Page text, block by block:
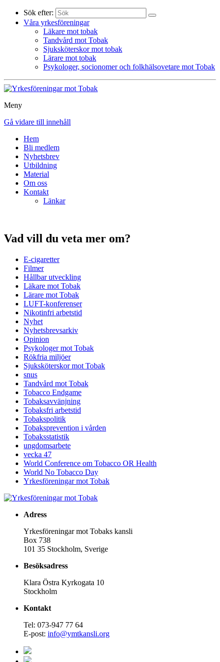
Sök efter:
Våra yrkesföreningar
Läkare mot tobak
Tandvård mot Tobak
Sjuksköterskor mot tobak
Lärare mot tobak
Psykologer, socionomer och folkhälsovetare mot Tobak
Meny
Gå vidare till innehåll
Hem
Bli medlem
Nyhetsbrev
Utbildning
Material
Om oss
Kontakt
Länkar
Vad vill du veta mer om?
E-cigaretter
Filmer
Hållbar utveckling
Läkare mot Tobak
Lärare mot Tobak
LUFT-konferenser
Nikotinfri arbetstid
Nyhet
Nyhetsbrevsarkiv
Opinion
Psykologer mot Tobak
Rökfria miljöer
Sjuksköterskor mot Tobak
snus
Tandvård mot Tobak
Tobacco Endgame
Tobaksavvänjning
Tobaksfri arbetstid
Tobakspolitik
Tobaksprevention i vården
Tobaksstatistik
ungdomsarbete
vecka 47
World Conference om Tobacco OR Health
World No Tobacco Day
Yrkesföreningar mot Tobak
Adress
Yrkesföreningar mot Tobaks kansli
Box 738
101 35 Stockholm, Sverige
Besöksadress
Klara Östra Kyrkogata 10
Stockholm
Kontakt
Tel: 073-947 77 64
E-post: info@ymtkansli.org